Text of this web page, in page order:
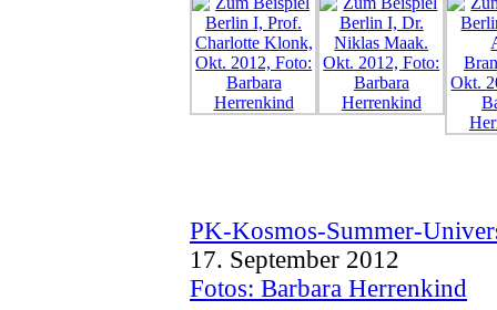
PK-Kosmos-Summer-
17. September 2012
Fotos: Barbara Herrenkind